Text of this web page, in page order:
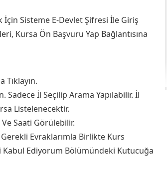
İçin Sisteme E-Devlet Şifresi İle Giriş
Kursa Ön Başvuru Yap Bağlantısına
Tıklayın.
Sadece İl Seçilip Arama Yapılabilir. İl
Listelenecektir.
Saati Görülebilir.
Gerekli Evraklarımla Birlikte Kurs
Ediyorum Bölümündeki Kutucuğa